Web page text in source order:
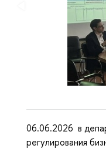
06.06.2026 в
регулирования